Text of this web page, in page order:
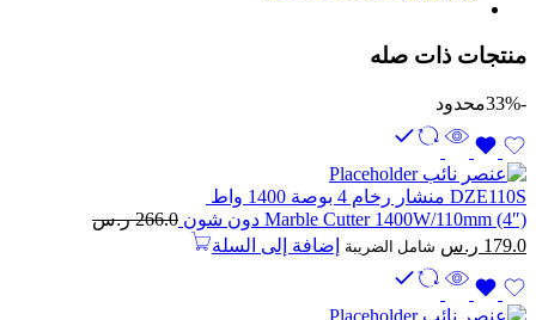
منتجات ذات صله
-33% محدود
DZE110S منشار رخام 4 بوصة 1400 واط
Marble Cutter 1400W/110mm (4″) دون شون
266.0 ر.س
السعر
هو:
266.0 ر.س.
179.0 ر.س السعر
الحالي
هو:
179.0 ر.س.
شامل الضريبة إضافة إلى السلة